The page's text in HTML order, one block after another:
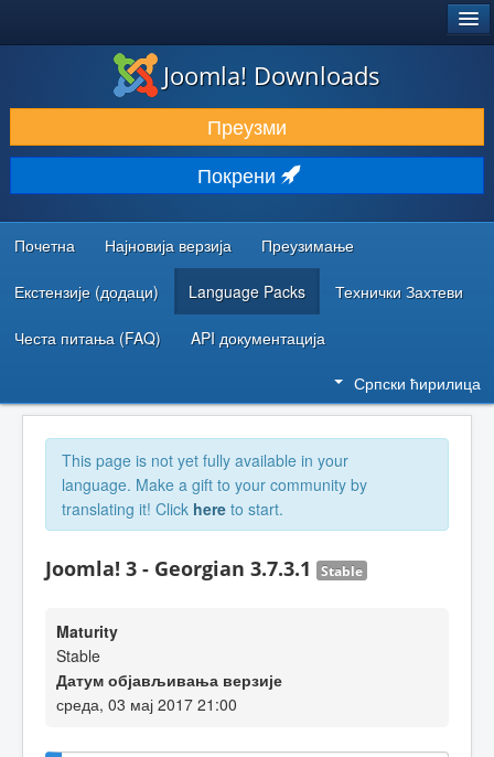
ПРЕУЗИМАЊЕ И ПРОШИРЕЊА (ЕКСТЕНЗИЈЕ)
ОТКРИЈТЕ И НАУЧИТЕ
ЗАЈЕДНИЦА И ПОДРШКА
РЕСУРСИ ЗА РАЗВОЈ
Joomla! Downloads
Преузми
Покрени
Почетна Најновија верзија Преузимање
Екстензије (додаци) Language Packs Технички Захтеви
Честа питања (FAQ) API документација
Српски ћирилица
This page is not yet fully available in your
language. Make a gift to your community by
translating it! Click here to start.
Joomla! 3 - Georgian 3.7.3.1 Stable
Maturity
Stable
Датум објављивања верзије
среда, 03 мај 2017 21:00